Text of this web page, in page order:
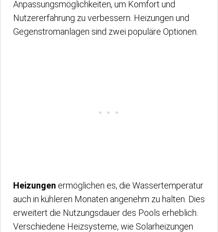
Anpassungsmöglichkeiten, um Komfort und
Nutzererfahrung zu verbessern. Heizungen und
Gegenstromanlagen sind zwei populäre Optionen.
Heizungen ermöglichen es, die Wassertemperatur
auch in kühleren Monaten angenehm zu halten. Dies
erweitert die Nutzungsdauer des Pools erheblich.
Verschiedene Heizsysteme, wie Solarheizungen